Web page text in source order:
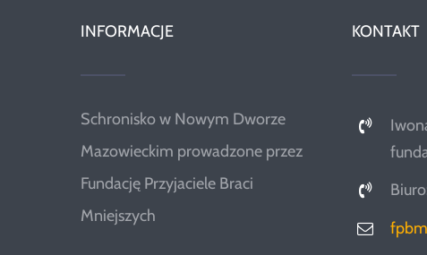
INFORMACJE
Schronisko w Nowym Dworze
Mazowieckim prowadzone przez
Fundację Przyjaciele Braci
Mniejszych
KONTAKT